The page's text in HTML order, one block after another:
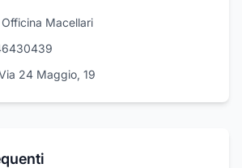
Officina Macellari
24 Maggio, 19